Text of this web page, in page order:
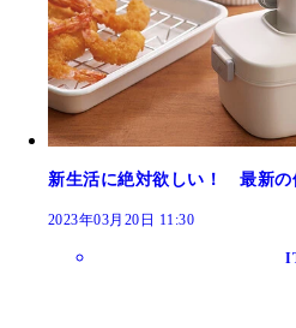
新生活に絶対欲しい！ 最新の
2023年03月20日 11:30